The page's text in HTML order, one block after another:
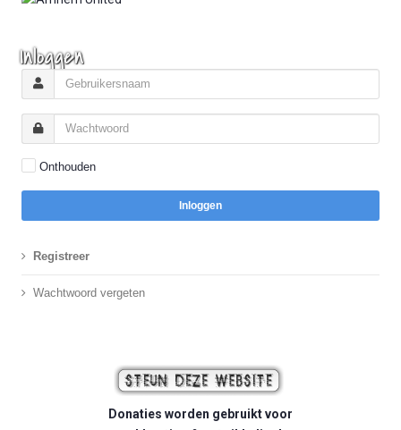
Inloggen
Onthouden
Inloggen
Registreer
Wachtwoord vergeten
Donaties worden gebruikt voor